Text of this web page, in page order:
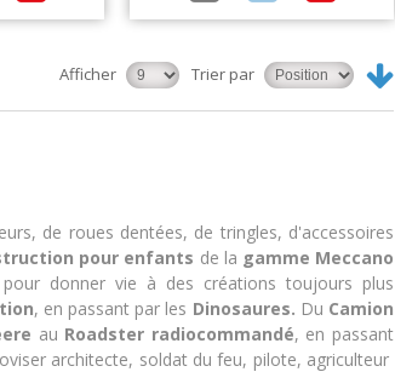
Trier par
Afficher
de roues dentées, de tringles, d'accessoires
pour enfants de la gamme Meccano
donner vie à des créations toujours plus
, en passant par les Dinosaures. Du Camion
au Roadster radiocommandé, en passant
architecte, soldat du feu, pilote, agriculteur